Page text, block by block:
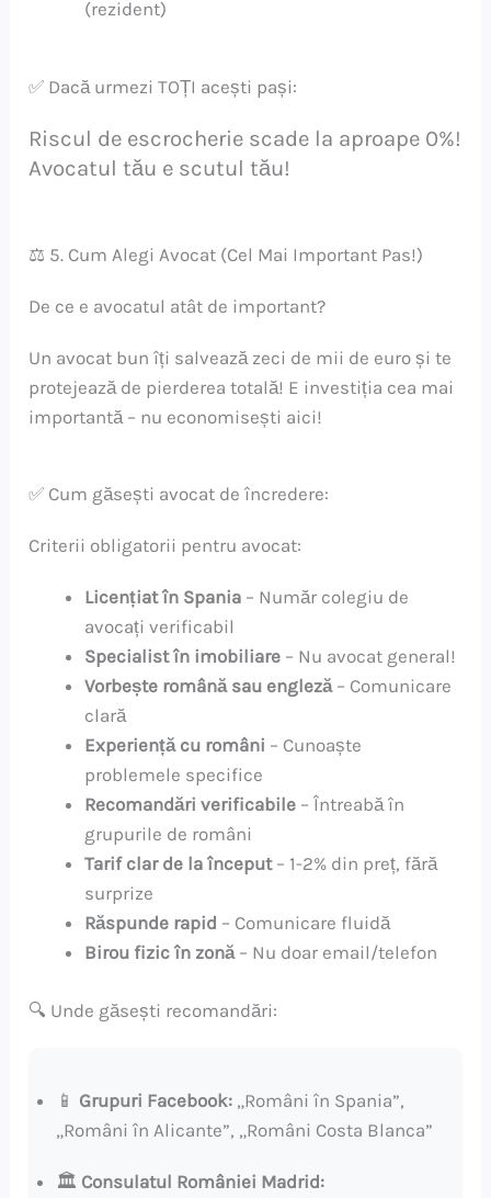
(rezident)
✅ Dacă urmezi TOȚI acești pași:
Riscul de escrocherie scade la aproape 0%!
Avocatul tău e scutul tău!
⚖️ 5. Cum Alegi Avocat (Cel Mai Important Pas!)
De ce e avocatul atât de important?
Un avocat bun îți salvează zeci de mii de euro și te
protejează de pierderea totală! E investiția cea mai
importantă – nu economisești aici!
✅ Cum găsești avocat de încredere:
Criterii obligatorii pentru avocat:
Licențiat în Spania – Număr colegiu de
avocați verificabil
Specialist în imobiliare – Nu avocat general!
Vorbește română sau engleză– Comunicare
clară
Experiență cu români – Cunoaște
problemele specifice
Recomandări verificabile – Întreabă în
grupurile de români
Tarif clar de la început– 1-2% din preț, fără
surprize
Răspunde rapid – Comunicare fluidă
Birou fizic în zonă– Nu doar email/telefon
🔍 Unde găsești recomandări:
📱 Grupuri Facebook: „Români în Spania”,
„Români în Alicante”, „Români Costa Blanca”
🏛️ Consulatul României Madrid: